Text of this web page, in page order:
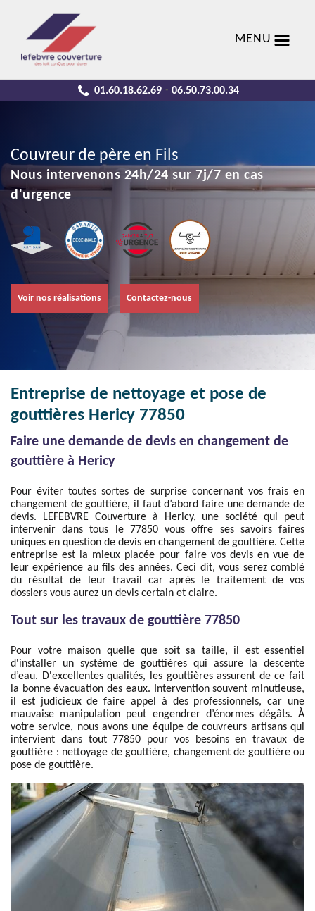
MENU
01.60.18.62.69 - 06.50.73.00.34
Couvreur de père en Fils
Nous intervenons 24h/24 sur 7j/7 en cas
d'urgence
Voir nos réalisations Contactez-nous
Entreprise de nettoyage et pose de
gouttières Hericy 77850
Faire une demande de devis en changement de
gouttière à Hericy
Pour éviter toutes sortes de surprise concernant vos frais en
changement de gouttière, il faut d’abord faire une demande de
devis. LEFEBVRE Couverture à Hericy, une société qui peut
intervenir dans tous le 77850 vous offre ses savoirs faires
uniques en question de devis en changement de gouttière. Cette
entreprise est la mieux placée pour faire vos devis en vue de
leur expérience au fils des années. Ceci dit, vous serez comblé
du résultat de leur travail car après le traitement de vos
dossiers vous aurez un devis certain et claire.
Tout sur les travaux de gouttière 77850
Pour votre maison quelle que soit sa taille, il est essentiel
d'installer un système de gouttières qui assure la descente
d’eau. D'excellentes qualités, les gouttières assurent de ce fait
la bonne évacuation des eaux. Intervention souvent minutieuse,
il est judicieux de faire appel à des professionnels, car une
mauvaise manipulation peut engendrer d’énormes dégâts. À
votre service, nous avons une équipe de couvreurs artisans qui
intervient dans tout 77850 pour vos besoins en travaux de
gouttière : nettoyage de gouttière, changement de gouttière ou
pose de gouttière.